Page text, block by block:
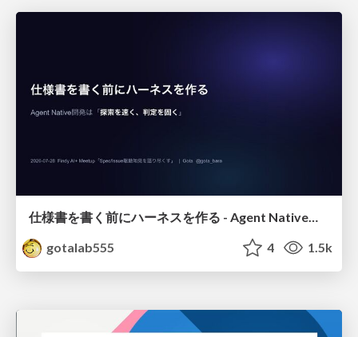
gotalab555
4 1.5k